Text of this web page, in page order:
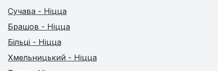
Сучава - Ніцца
Брашов - Ніцца
Більці - Ніцца
Хмельницький - Ніцца